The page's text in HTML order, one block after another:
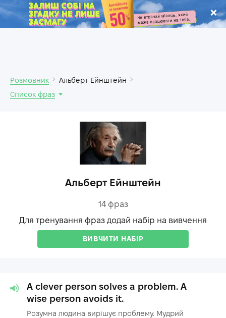
.
Розмовник
Альберт Ейнштейн
Список фраз
Альберт Ейнштейн
14фраз
Для тренування фраз додай набір на вивчення
ВИВЧИТИ НАБІР
A clever person solves a problem. A
wise person avoids it.
Розумна людина вирішує проблему. Мудрий